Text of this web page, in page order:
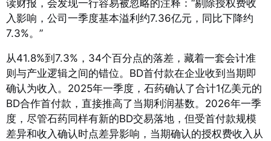
读财报，会发现一行容易被忽略的注释：“剔除授权费收
入影响，公司一季度基本溢利约7.36亿元，同比下降约
7.3%。”
从41.8%到7.3%，34个百分点的落差，藏着一套会计准
则与产业逻辑之间的错位。BD首付款在企业收到当期即
确认为收入。2025年一季度，石药确认了合计1亿美元的
BD合作首付款，直接推高了当期利润基数。2026年一季
度，尽管石药同样有新的BD交易落地，但受首付款规模
差异和收入确认时点差异影响，当期确认的授权费收入从